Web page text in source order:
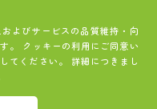
よびサービスの品質維持・向
。 クッキーの利用にご同意い
てください。 詳細につきまし